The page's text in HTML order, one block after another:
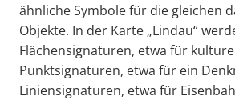
ähnliche Symbole für die gleichen
Objekte. In der Karte „Lindau“
Flächensignaturen, etwa für
Punktsignaturen, etwa für ein
Liniensignaturen, etwa für